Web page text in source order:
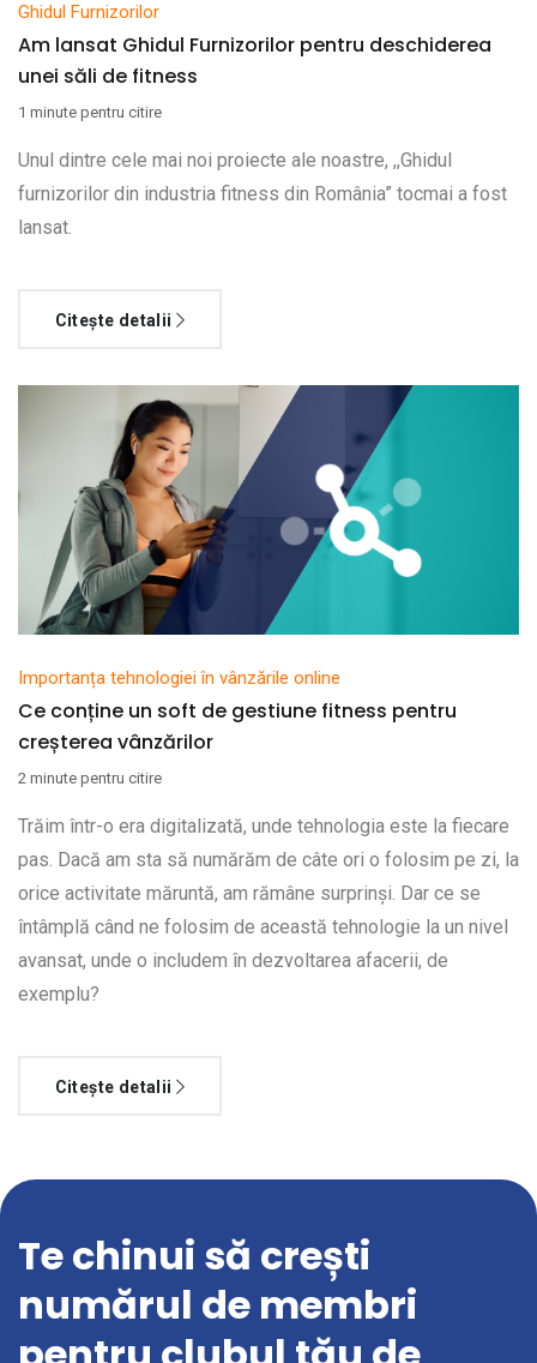
Ghidul Furnizorilor
Am lansat Ghidul Furnizorilor pentru deschiderea
unei săli de fitness
1 minute pentru citire
Unul dintre cele mai noi proiecte ale noastre, ,,Ghidul
furnizorilor din industria fitness din România” tocmai a fost
lansat.
Citește detalii
Importanța tehnologiei în vânzările online
Ce conține un soft de gestiune fitness pentru
creșterea vânzărilor
2 minute pentru citire
Trăim într-o era digitalizată, unde tehnologia este la fiecare
pas. Dacă am sta să numărăm de câte ori o folosim pe zi, la
orice activitate măruntă, am rămâne surprinși. Dar ce se
întâmplă când ne folosim de această tehnologie la un nivel
avansat, unde o includem în dezvoltarea afacerii, de
exemplu?
Citește detalii
Te chinui să crești
numărul de membri